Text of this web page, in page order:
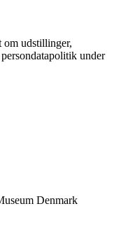
udstillinger,
under
Denmark